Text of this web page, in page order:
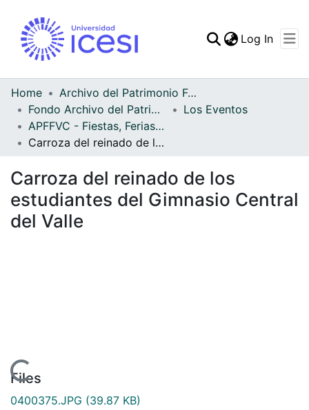
Statistics
Log In
Home
Archivo del Patrimonio Fotográfico y Fílmico del Valle del Cauca
Fondo Archivo del Patrimonio Fotográfico y Fílmico del Valle del Cauca
Los Eventos
APFFVC - Fiestas, Ferias y Carnavales - Patrimonial
Carroza del reinado de los estudiantes del Gimnasio Central del Valle
Carroza del reinado de los
estudiantes del Gimnasio Central
del Valle
Loading...
Files
0400375.JPG (39.87 KB)